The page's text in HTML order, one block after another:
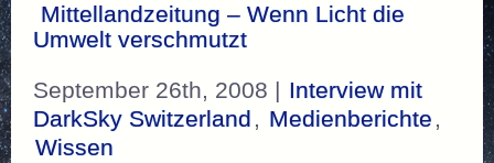
Mittellandzeitung – Wenn Licht die
Umwelt verschmutzt
September 26th, 2008 | Interview mit
DarkSky Switzerland , Medienberichte ,
Wissen